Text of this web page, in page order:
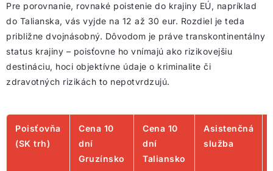
Pre porovnanie, rovnaké poistenie do krajiny EÚ, napríklad
do Talianska, vás vyjde na 12 až 30 eur. Rozdiel je teda
približne dvojnásobný. Dôvodom je práve transkontinentálny
status krajiny – poisťovne ho vnímajú ako rizikovejšiu
destináciu, hoci objektívne údaje o kriminalite či
zdravotných rizikách to nepotvrdzujú.
Poisťovňa
(SK trh)
Cena 10
dní
Gruzínsko
Cena 10
dní
Taliansko
Asistenčná
služba